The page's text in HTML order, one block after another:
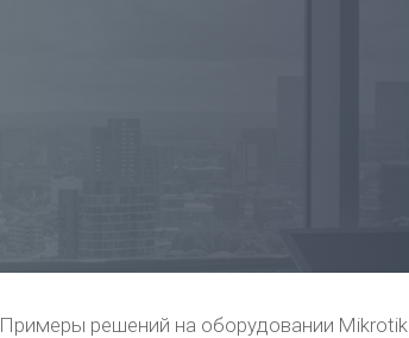
Примеры решений на оборудовании Mikrotik